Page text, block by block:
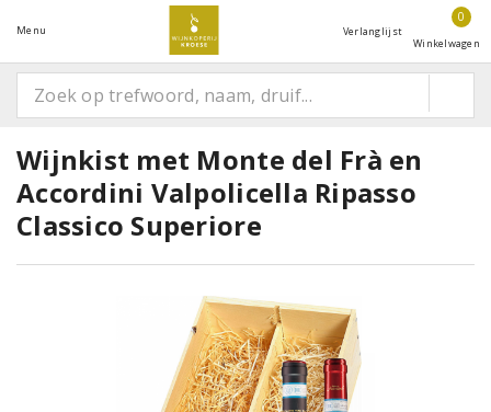
Menu Verlanglijst
0
Winkelwagen
Wijnkist met Monte del Frà en
Accordini Valpolicella Ripasso
Classico Superiore